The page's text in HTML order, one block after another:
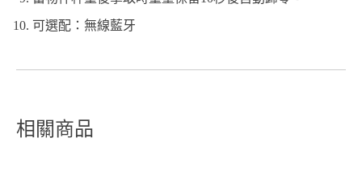
可選配：無線藍牙
相關商品